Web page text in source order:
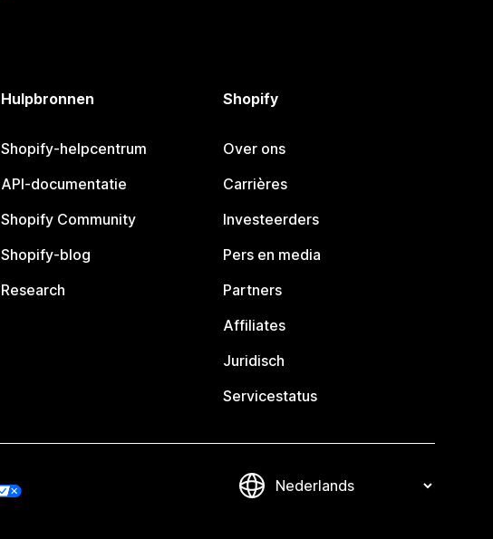
Hulpbronnen
Shopify-helpcentrum
API-documentatie
Shopify Community
Shopify-blog
Research
Shopify
Over ons
Carrières
Investeerders
Pers en media
Partners
Affiliates
Juridisch
Servicestatus